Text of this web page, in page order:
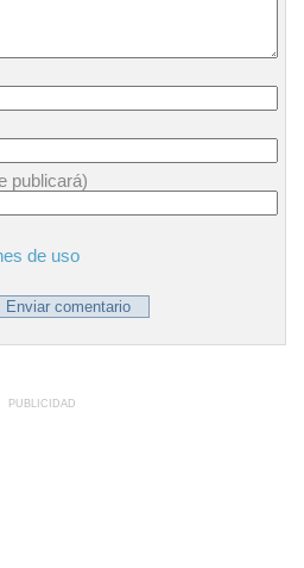
publicará)
de uso
PUBLICIDAD